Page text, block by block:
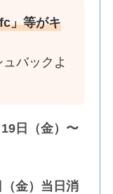
」等がキ
バックよ
日（金）〜
金）当日消